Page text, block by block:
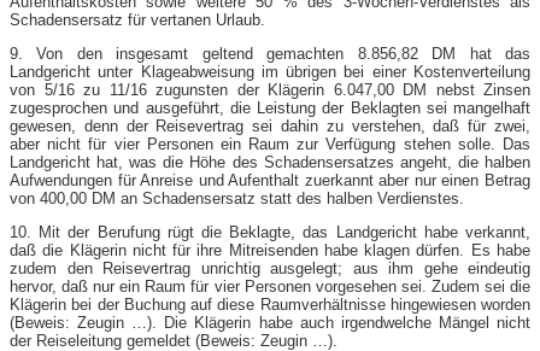
Schadensersatz für vertanen Urlaub.
9. Von den insgesamt geltend gemachten 8.856,82 DM hat das
Landgericht unter Klageabweisung im übrigen bei einer Kostenverteilung
von 5/16 zu 11/16 zugunsten der Klägerin 6.047,00 DM nebst Zinsen
zugesprochen und ausgeführt, die Leistung der Beklagten sei mangelhaft
gewesen, denn der Reisevertrag sei dahin zu verstehen, daß für zwei,
aber nicht für vier Personen ein Raum zur Verfügung stehen solle. Das
Landgericht hat, was die Höhe des Schadensersatzes angeht, die halben
Aufwendungen für Anreise und Aufenthalt zuerkannt aber nur einen Betrag
von 400,00 DM an Schadensersatz statt des halben Verdienstes.
10. Mit der Berufung rügt die Beklagte, das Landgericht habe verkannt,
daß die Klägerin nicht für ihre Mitreisenden habe klagen dürfen. Es habe
zudem den Reisevertrag unrichtig ausgelegt; aus ihm gehe eindeutig
hervor, daß nur ein Raum für vier Personen vorgesehen sei. Zudem sei die
Klägerin bei der Buchung auf diese Raumverhältnisse hingewiesen worden
(Beweis: Zeugin …). Die Klägerin habe auch irgendwelche Mängel nicht
der Reiseleitung gemeldet (Beweis: Zeugin …).